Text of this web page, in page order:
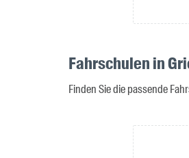
Fahrschulen in
Finden Sie die passende